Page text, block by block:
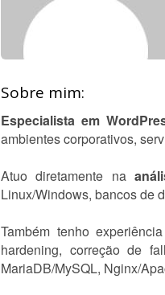
Sobre mim:
Especialista em
ambientes corporativos,
Atuo diretamente na
Linux/Windows, bancos de
Também tenho
hardening, correção de
MariaDB/MySQL, Nginx/